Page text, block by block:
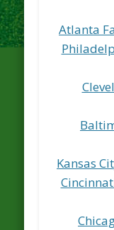
Atlanta
Kansas